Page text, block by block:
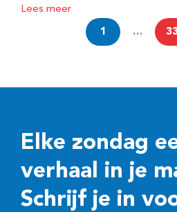
Lees meer
1 …
Elke zondag
verhaal in je
Schrijf je in